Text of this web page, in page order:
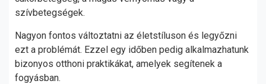
szívbetegségek.
Nagyon fontos változtatni az életstíluson és legyőzni
ezt a problémát. Ezzel egy időben pedig alkalmazhatunk
bizonyos otthoni praktikákat, amelyek segítenek a
fogyásban.